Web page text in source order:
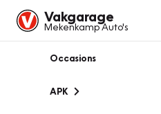
Vakgarage
Mekenkamp Auto's
Occasions
APK